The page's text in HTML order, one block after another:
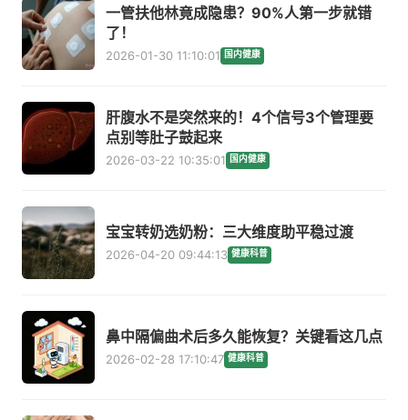
一管扶他林竟成隐患？90%人第一步就错
了！
2026-01-30 11:10:01 国内健康
肝腹水不是突然来的！4个信号3个管理要
点别等肚子鼓起来
2026-03-22 10:35:01 国内健康
宝宝转奶选奶粉：三大维度助平稳过渡
2026-04-20 09:44:13 健康科普
鼻中隔偏曲术后多久能恢复？关键看这几点
2026-02-28 17:10:47 健康科普